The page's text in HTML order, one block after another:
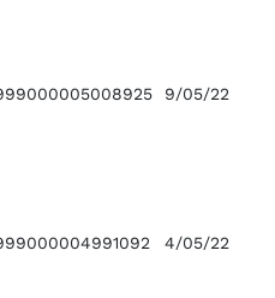
9/05/22
4/05/22